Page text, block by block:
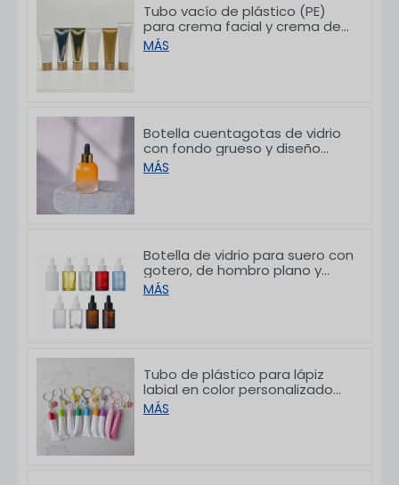
Tubo vacío de plástico (PE)
para crema facial y crema de
manos con tapas de bambú,
de 50/80/100/150 g
MÁS
Botella cuentagotas de vidrio
con fondo grueso y diseño
gradual personalizada, de 30
ml
MÁS
Botella de vidrio para suero con
gotero, de hombro plano y
acabado esmerilado blanco,
de 10/30/50/60/80/100 ml
MÁS
Tubo de plástico para lápiz
labial en color personalizado
con gancho, 8/15 g
MÁS